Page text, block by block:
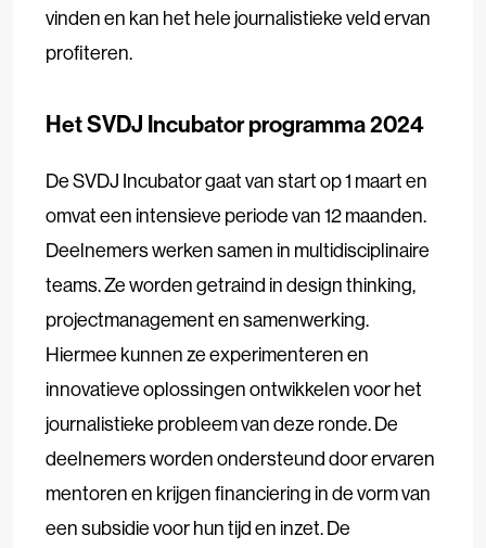
vinden en kan het hele journalistieke veld ervan
profiteren.
Het SVDJ Incubator programma 2024
De SVDJ Incubator gaat van start op 1 maart en
omvat een intensieve periode van 12 maanden.
Deelnemers werken samen in multidisciplinaire
teams. Ze worden getraind in design thinking,
projectmanagement en samenwerking.
Hiermee kunnen ze experimenteren en
innovatieve oplossingen ontwikkelen voor het
journalistieke probleem van deze ronde. De
deelnemers worden ondersteund door ervaren
mentoren en krijgen financiering in de vorm van
een subsidie voor hun tijd en inzet. De